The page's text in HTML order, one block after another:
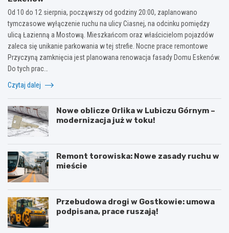
Od 10 do 12 sierpnia, począwszy od godziny 20:00, zaplanowano
tymczasowe wyłączenie ruchu na ulicy Ciasnej, na odcinku pomiędzy
ulicą Łazienną a Mostową. Mieszkańcom oraz właścicielom pojazdów
zaleca się unikanie parkowania w tej strefie. Nocne prace remontowe
Przyczyną zamknięcia jest planowana renowacja fasady Domu Eskenów.
Do tych prac…
Czytaj dalej
Nowe oblicze Orlika w Lubiczu Górnym –
modernizacja już w toku!
Remont torowiska: Nowe zasady ruchu w
mieście
Przebudowa drogi w Gostkowie: umowa
podpisana, prace ruszają!